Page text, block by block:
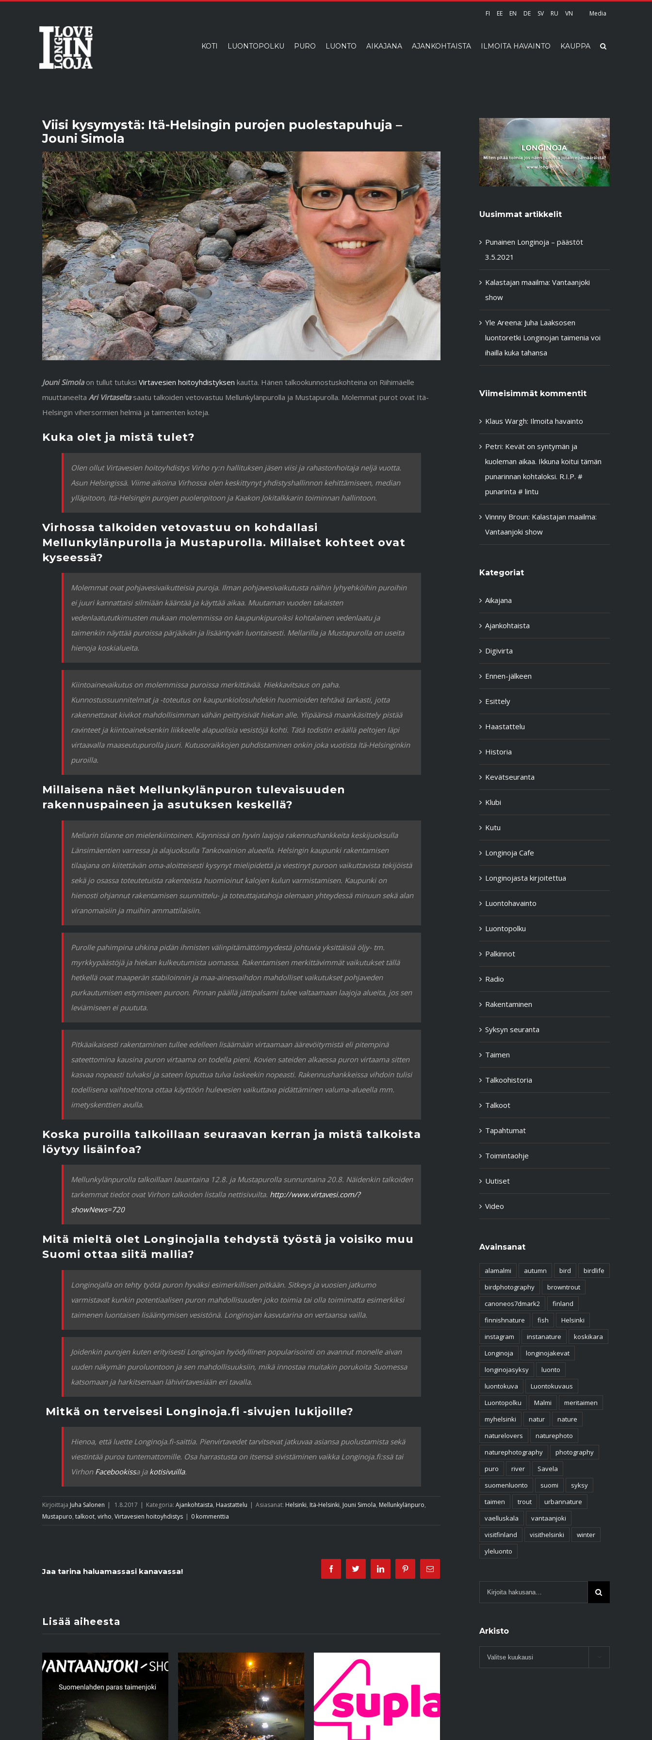
FI EE EN DE SV RU VN Media
KOTI LUONTOPOLKU PURO LUONTO AIKAJANA AJANKOHTAISTA ILMOITA HAVAINTO KAUPPA
Viisi kysymystä: Itä-Helsingin purojen puolestapuhuja –
Jouni Simola
Jouni Simolaon tullut tutuksi Virtavesien hoitoyhdistyksen kautta. Hänen talkookunnostuskohteina on Riihimäelle
muuttaneelta Ari Virtaseltasaatu talkoiden vetovastuu Mellunkylänpurolla ja Mustapurolla. Molemmat purot ovat Itä-
Helsingin vihersormien helmiä ja taimenten koteja.
Kuka olet ja mistä tulet?
Olen ollut Virtavesien hoitoyhdistys Virho ry:n hallituksen jäsen viisi ja rahastonhoitaja neljä vuotta.
Asun Helsingissä. Viime aikoina Virhossa olen keskittynyt yhdistyshallinnon kehittämiseen, median
ylläpitoon, Itä-Helsingin purojen puolenpitoon ja Kaakon Jokitalkkarin toiminnan hallintoon.
Virhossa talkoiden vetovastuu on kohdallasi
Mellunkylänpurolla ja Mustapurolla. Millaiset kohteet ovat
kyseessä?
Molemmat ovat pohjavesivaikutteisia puroja. Ilman pohjavesivaikutusta näihin lyhyehköihin puroihin
ei juuri kannattaisi silmiään kääntää ja käyttää aikaa. Muutaman vuoden takaisten
vedenlaatututkimusten mukaan molemmissa on kaupunkipuroiksi kohtalainen vedenlaatu ja
taimenkin näyttää puroissa pärjäävän ja lisääntyvän luontaisesti. Mellarilla ja Mustapurolla on useita
hienoja koskialueita.
Kiintoainevaikutus on molemmissa puroissa merkittävää. Hiekkavitsaus on paha.
Kunnostussuunnitelmat ja -toteutus on kaupunkiolosuhdekin huomioiden tehtävä tarkasti, jotta
rakennettavat kivikot mahdollisimman vähän peittyisivät hiekan alle. Ylipäänsä maankäsittely pistää
ravinteet ja kiintoaineksenkin liikkeelle alapuolisia vesistöjä kohti. Tätä todistin eräällä peltojen läpi
virtaavalla maaseutupurolla juuri. Kutusoraikkojen puhdistaminen onkin joka vuotista Itä-Helsinginkin
puroilla.
Millaisena näet Mellunkylänpuron tulevaisuuden
rakennuspaineen ja asutuksen keskellä?
Mellarin tilanne on mielenkiintoinen. Käynnissä on hyvin laajoja rakennushankkeita keskijuoksulla
Länsimäentien varressa ja alajuoksulla Tankovainion alueella. Helsingin kaupunki rakentamisen
tilaajana on kiitettävän oma-aloitteisesti kysynyt mielipidettä ja viestinyt puroon vaikuttavista tekijöistä
sekä jo osassa toteutetuista rakenteista huomioinut kalojen kulun varmistamisen. Kaupunki on
hienosti ohjannut rakentamisen suunnittelu- ja toteuttajatahoja olemaan yhteydessä minuun sekä alan
viranomaisiin ja muihin ammattilaisiin.
Purolle pahimpina uhkina pidän ihmisten välinpitämättömyydestä johtuvia yksittäisiä öljy- tm.
myrkkypäästöjä ja hiekan kulkeutumista uomassa. Rakentamisen merkittävimmät vaikutukset tällä
hetkellä ovat maaperän stabiloinnin ja maa-ainesvaihdon mahdolliset vaikutukset pohjaveden
purkautumisen estymiseen puroon. Pinnan päällä jättipalsami tulee valtaamaan laajoja alueita, jos sen
leviämiseen ei puututa.
Pitkäaikaisesti rakentaminen tullee edelleen lisäämään virtaamaan äärevöitymistä eli pitempinä
sateettomina kausina puron virtaama on todella pieni. Kovien sateiden alkaessa puron virtaama sitten
kasvaa nopeasti tulvaksi ja sateen loputtua tulva laskeekin nopeasti. Rakennushankkeissa vihdoin tulisi
todellisena vaihtoehtona ottaa käyttöön hulevesien vaikuttava pidättäminen valuma-alueella mm.
imetyskenttien avulla.
Koska puroilla talkoillaan seuraavan kerran ja mistä talkoista
löytyy lisäinfoa?
Mellunkylänpurolla talkoillaan lauantaina 12.8. ja Mustapurolla sunnuntaina 20.8. Näidenkin talkoiden
tarkemmat tiedot ovat Virhon talkoiden listalla nettisivuilta. http://www.virtavesi.com/?
showNews=720
Mitä mieltä olet Longinojalla tehdystä työstä ja voisiko muu
Suomi ottaa siitä mallia?
Longinojalla on tehty työtä puron hyväksi esimerkillisen pitkään. Sitkeys ja vuosien jatkumo
varmistavat kunkin potentiaalisen puron mahdollisuuden joko toimia tai olla toimimatta esimerkiksi
taimenen luontaisen lisääntymisen vesistönä. Longinojan kasvutarina on vertaansa vailla.
Joidenkin purojen kuten erityisesti Longinojan hyödyllinen popularisointi on avannut monelle aivan
uuden näkymän puroluontoon ja sen mahdollisuuksiin, mikä innostaa muitakin porukoita Suomessa
katsomaan ja harkitsemaan lähivirtavesiään eri tavalla.
Mitkä on terveisesi Longinoja.fi -sivujen lukijoille?
Hienoa, että luette Longinoja.fi-saittia. Pienvirtavedet tarvitsevat jatkuvaa asiansa puolustamista sekä
viestintää puroa tuntemattomille. Osa harrastusta on itsensä sivistäminen vaikka Longinoja.fi:ssä tai
Virhon Facebookissa ja kotisivuilla.
Kirjoittaja Juha Salonen 1.8.2017 Kategoria: Ajankohtaista, Haastattelu Asiasanat: Helsinki, Itä-Helsinki, Jouni Simola, Mellunkylänpuro,
Mustapuro, talkoot, virho, Virtavesien hoitoyhdistys 0 kommenttia
Jaa tarina haluamassasi kanavassa! FacebookTwitter Linkedin PinterestEmail
Lisää aiheesta
Uusimmat artikkelit
Punainen Longinoja – päästöt
3.5.2021
Kalastajan maailma: Vantaanjoki
show
Yle Areena: Juha Laaksosen
luontoretki Longinojan taimenia voi
ihailla kuka tahansa
Viimeisimmät kommentit
Klaus Wargh: Ilmoita havainto
Petri: Kevät on syntymän ja
kuoleman aikaa. Ikkuna koitui tämän
punarinnan kohtaloksi. R.I.P. #
punarinta # lintu
Vinnny Broun: Kalastajan maailma:
Vantaanjoki show
Kategoriat
Aikajana
Ajankohtaista
Digivirta
Ennen-jälkeen
Esittely
Haastattelu
Historia
Kevätseuranta
Klubi
Kutu
Longinoja Cafe
Longinojasta kirjoitettua
Luontohavainto
Luontopolku
Palkinnot
Radio
Rakentaminen
Syksyn seuranta
Taimen
Talkoohistoria
Talkoot
Tapahtumat
Toimintaohje
Uutiset
Video
Avainsanat
alamalmi autumn bird
birdlife
birdphotography
browntrout
canoneos7dmark2
finland
finnishnature
fish
Helsinki
instagram
instanature
koskikara
Longinoja
longinojakevat
longinojasyksy
luonto
luontokuva
Luontokuvaus
Luontopolku
Malmi
meritaimen
myhelsinki
natur
nature
naturelovers
naturephoto
naturephotography
photography
puro
river
Savela
suomenluonto
suomi
syksy
taimen
trout
urbannature
vaelluskala
vantaanjoki
visitfinland
visithelsinki
winter
yleluonto
Arkisto
Arkisto